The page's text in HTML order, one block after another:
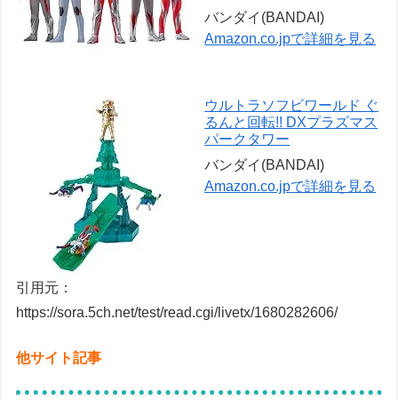
バンダイ(BANDAI)
Amazon.co.jpで詳細を見る
ウルトラソフビワールド ぐ
るんと回転!! DXプラズマス
パークタワー
バンダイ(BANDAI)
Amazon.co.jpで詳細を見る
引用元：
https://sora.5ch.net/test/read.cgi/livetx/1680282606/
他サイト記事